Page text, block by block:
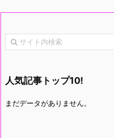
人気記事トップ10!
まだデータがありません。